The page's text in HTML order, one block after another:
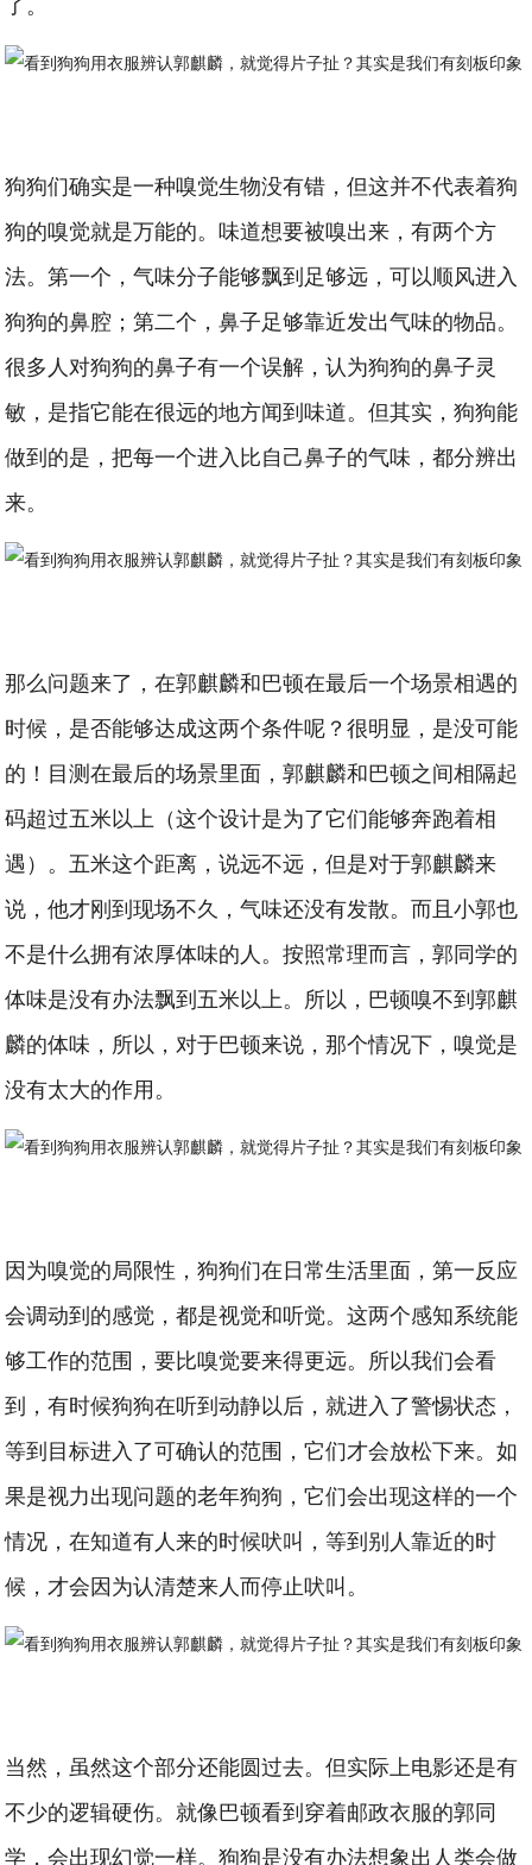
狗狗们确实是一种嗅觉生物没有错，但这并不代表着狗
狗的嗅觉就是万能的。味道想要被嗅出来，有两个方
法。第一个，气味分子能够飘到足够远，可以顺风进入
狗狗的鼻腔；第二个，鼻子足够靠近发出气味的物品。
很多人对狗狗的鼻子有一个误解，认为狗狗的鼻子灵
敏，是指它能在很远的地方闻到味道。但其实，狗狗能
做到的是，把每一个进入比自己鼻子的气味，都分辨出
来。
那么问题来了，在郭麒麟和巴顿在最后一个场景相遇的
时候，是否能够达成这两个条件呢？很明显，是没可能
的！目测在最后的场景里面，郭麒麟和巴顿之间相隔起
码超过五米以上（这个设计是为了它们能够奔跑着相
遇）。五米这个距离，说远不远，但是对于郭麒麟来
说，他才刚到现场不久，气味还没有发散。而且小郭也
不是什么拥有浓厚体味的人。按照常理而言，郭同学的
体味是没有办法飘到五米以上。所以，巴顿嗅不到郭麒
麟的体味，所以，对于巴顿来说，那个情况下，嗅觉是
没有太大的作用。
因为嗅觉的局限性，狗狗们在日常生活里面，第一反应
会调动到的感觉，都是视觉和听觉。这两个感知系统能
够工作的范围，要比嗅觉要来得更远。所以我们会看
到，有时候狗狗在听到动静以后，就进入了警惕状态，
等到目标进入了可确认的范围，它们才会放松下来。如
果是视力出现问题的老年狗狗，它们会出现这样的一个
情况，在知道有人来的时候吠叫，等到别人靠近的时
候，才会因为认清楚来人而停止吠叫。
当然，虽然这个部分还能圆过去。但实际上电影还是有
不少的逻辑硬伤。就像巴顿看到穿着邮政衣服的郭同
学，会出现幻觉一样。狗狗是没有办法想象出人类会做